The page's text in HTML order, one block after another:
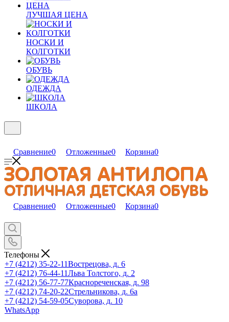
ЛУЧШАЯ ЦЕНА
НОСКИ И
КОЛГОТКИ
ОБУВЬ
ОДЕЖДА
ШКОЛА
Сравнение0 Отложенные0 Корзина0
Сравнение0 Отложенные0 Корзина0
Телефоны
+7 (4212) 35-22-11Вострецова, д. 6
+7 (4212) 76-44-11Льва Толстого, д. 2
+7 (4212) 56-77-77Краснореченская, д. 98
+7 (4212) 74-20-22Стрельникова, д. 6а
+7 (4212) 54-59-05Суворова, д. 10
WhatsApp